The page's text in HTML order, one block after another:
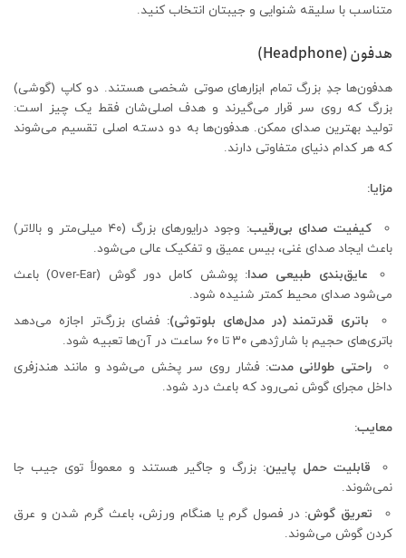
متناسب با سلیقه شنوایی و جیبتان انتخاب کنید.
هدفون (Headphone)
هدفون‌ها جدِ بزرگ تمام ابزارهای صوتی شخصی هستند. دو کاپ (گوشی)
بزرگ که روی سر قرار می‌گیرند و هدف اصلی‌شان فقط یک چیز است:
تولید بهترین صدای ممکن. هدفون‌ها به دو دسته اصلی تقسیم می‌شوند
که هر کدام دنیای متفاوتی دارند.
مزایا:
کیفیت صدای بی‌رقیب:
وجود درایورهای بزرگ (۴۰ میلی‌متر و بالاتر)
باعث ایجاد صدای غنی، بیس عمیق و تفکیک عالی می‌شود.
عایق‌بندی طبیعی صدا:
پوشش کامل دور گوش (Over-Ear) باعث
می‌شود صدای محیط کمتر شنیده شود.
باتری قدرتمند (در مدل‌های بلوتوثی): فضای بزرگ‌تر اجازه می‌دهد
باتری‌های حجیم با شارژدهی ۳۰ تا ۶۰ ساعت در آن‌ها تعبیه شود.
راحتی طولانی مدت: فشار روی سر پخش می‌شود و مانند هندزفری
داخل مجرای گوش نمی‌رود که باعث درد شود.
معایب:
قابلیت حمل پایین: بزرگ و جاگیر هستند و معمولاً توی جیب جا
نمی‌شوند.
تعریق گوش: در فصول گرم یا هنگام ورزش، باعث گرم شدن و عرق
کردن گوش می‌شوند.